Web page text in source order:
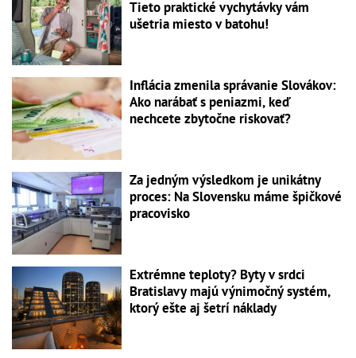
Tieto praktické vychytávky vám
ušetria miesto v batohu!
Inflácia zmenila správanie Slovákov:
Ako narábať s peniazmi, keď
nechcete zbytočne riskovať?
Za jedným výsledkom je unikátny
proces: Na Slovensku máme špičkové
pracovisko
Extrémne teploty? Byty v srdci
Bratislavy majú výnimočný systém,
ktorý ešte aj šetrí náklady